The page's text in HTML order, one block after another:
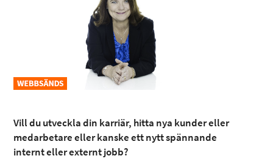
Vill du utveckla din karriär, hitta nya kunder eller
medarbetare eller kanske ett nytt spännande
internt eller externt jobb?